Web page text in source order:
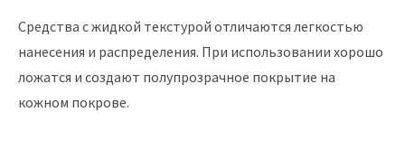
Средства с жидкой текстурой отличаются легкостью
нанесения и распределения. При использовании хорошо
ложатся и создают полупрозрачное покрытие на
кожном покрове.